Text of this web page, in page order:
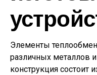
Элементы
различных металлов
конструкция состоит